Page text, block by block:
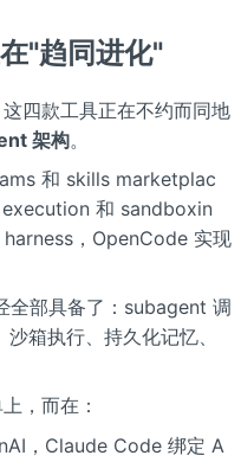
"趋同进化"
四款工具正在不约而同地
架构。
和 skills marketplac
和 sandboxin
，OpenCode 实现
全部具备了：subagent 调
箱执行、持久化记忆、
，而在：
，Claude Code 绑定 A